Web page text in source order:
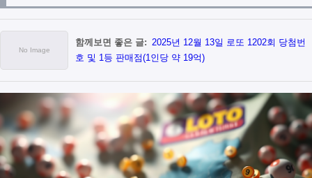
함께보면 좋은 글: 2025년 12월 13일 로또 1202회 당첨번
호 및 1등 판매점(1인당 약 19억)